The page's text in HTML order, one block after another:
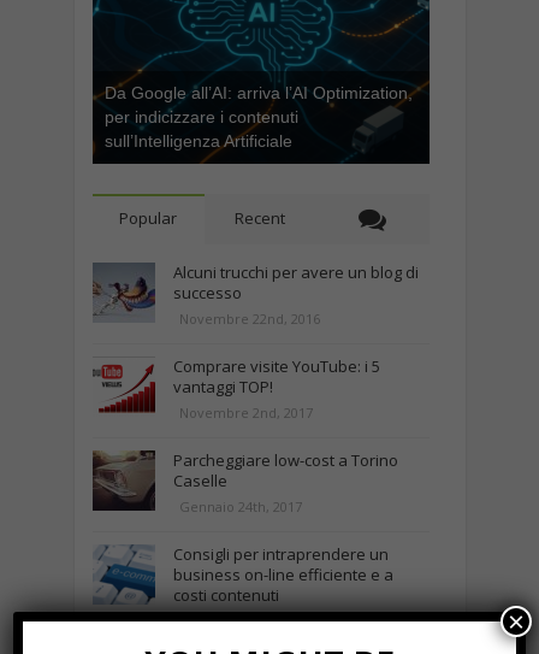
Da Google all’AI: arriva l’AI Optimization,
per indicizzare i contenuti
sull’Intelligenza Artificiale
Popular Recent
Alcuni trucchi per avere un blog di
successo
Novembre 22nd, 2016
Comprare visite YouTube: i 5
vantaggi TOP!
Novembre 2nd, 2017
Parcheggiare low-cost a Torino
Caselle
Gennaio 24th, 2017
Consigli per intraprendere un
business on-line efficiente e a
costi contenuti
Marzo 23rd, 2018 ×